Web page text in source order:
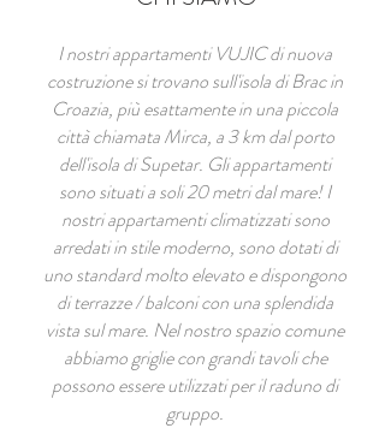
I nostri appartamenti VUJIC di nuova
costruzione si trovano sull'isola di Brac in
Croazia, più esattamente in una piccola
città chiamata Mirca, a 3 km dal porto
dell'isola di Supetar. Gli appartamenti
sono situati a soli 20 metri dal mare! I
nostri appartamenti climatizzati sono
arredati in stile moderno, sono dotati di
uno standard molto elevato e dispongono
di terrazze / balconi con una splendida
vista sul mare. Nel nostro spazio comune
abbiamo griglie con grandi tavoli che
possono essere utilizzati per il raduno di
gruppo.